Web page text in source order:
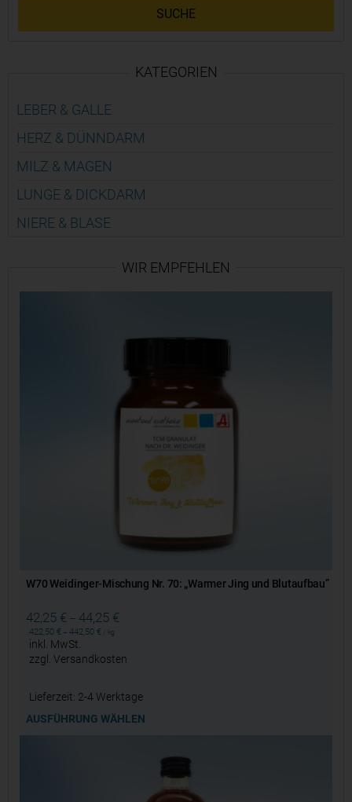
SUCHE
KATEGORIEN
LEBER & GALLE
HERZ & DÜNN­DARM
MILZ & MAGEN
LUNGE & DICK­DARM
NIERE & BLASE
WIR EMPFEHLEN
W70 Weidinger-Mischung Nr. 70: „Warmer Jing und Blutaufbau”
42,25 € – 44,25 €
422,50€ –442,50€ kg
inkl. MwSt.
zzgl.Versandkosten
Lieferzeit: 2-4 Werktage
AUSFÜHRUNG WÄHLEN